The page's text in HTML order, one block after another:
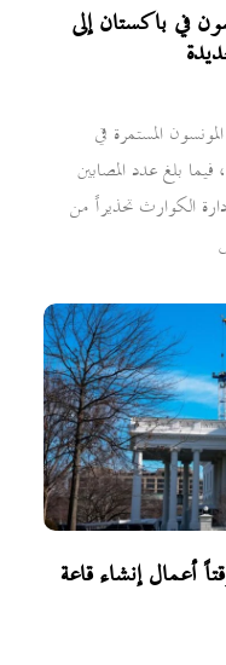
في باكستان إلى
المستمرة في
إلى 151 شخصاً، فيما بلغ عدد المصابين
الكوارث تحذيراً من
أعمال إنشاء قاعة